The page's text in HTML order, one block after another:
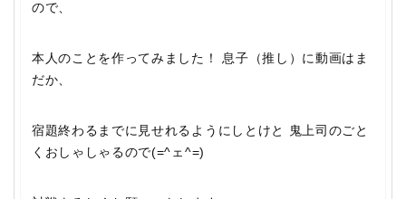
ので、
本人のことを作ってみました！ 息子（推し）に動画はま
だか、
宿題終わるまでに見せれるようにしとけと 鬼上司のごと
くおしゃしゃるので(=^ェ^=)